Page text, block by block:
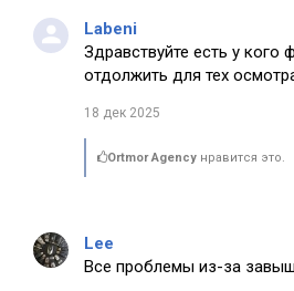
Labeni
Здравствуйте есть у кого
отдолжить для тех
18 дек 2025
Ortmor Agency нравится это.
Lee
Все проблемы из-за